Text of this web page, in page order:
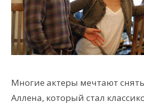
Многие актеры мечтают
Аллена, который стал